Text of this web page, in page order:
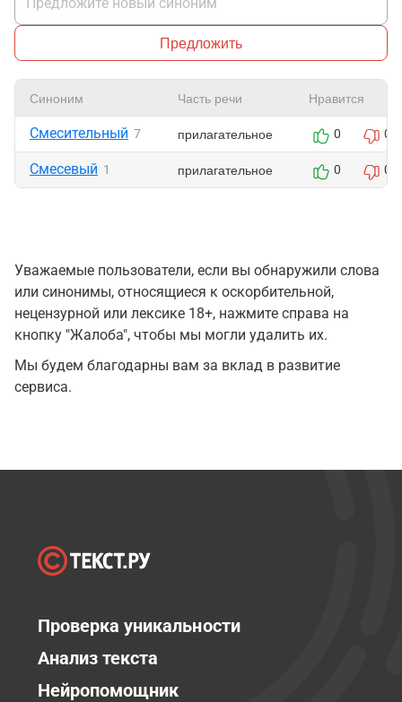
Предложить
Синоним Часть речи Нравится
Смесительный 7 прилагательное 0 0
Смесевый 1 прилагательное 0 0
Уважаемые пользователи, если вы обнаружили слова
или синонимы, относящиеся к оскорбительной,
нецензурной или лексике 18+, нажмите справа на
кнопку "Жалоба", чтобы мы могли удалить их.
Мы будем благодарны вам за вклад в развитие
сервиса.
Проверка уникальности
Анализ текста
Нейропомощник